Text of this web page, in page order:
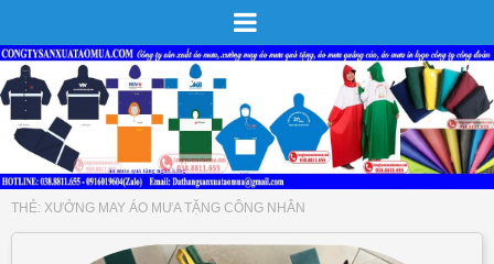
THẺ: XƯỞNG MAY ÁO MƯA TẶNG CÔNG NHÂN